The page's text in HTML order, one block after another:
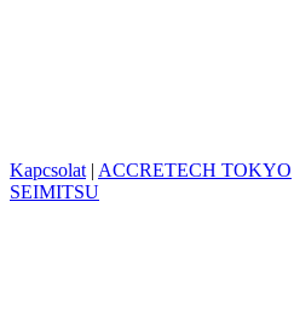
Kapcsolat | ACCRETECH TOKYO
SEIMITSU